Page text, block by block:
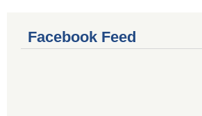
Facebook Feed